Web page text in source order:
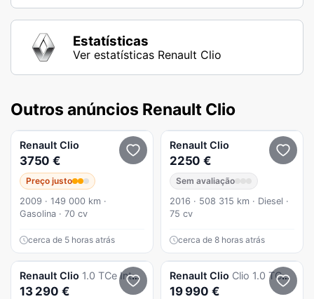
Estatísticas
Ver estatísticas Renault Clio
Outros anúncios Renault Clio
Renault Clio
3750 €
Preço justo
2009 · 149 000 km ·
Gasolina · 70 cv
cerca de 5 horas atrás
Renault Clio
2250 €
Sem avaliação
2016 · 508 315 km · Diesel ·
75 cv
cerca de 8 horas atrás
Renault Clio 1.0 TCe Intens
13 290 €
Renault Clio Clio 1.0 TCe Evolution Bi-Fuel
19 990 €